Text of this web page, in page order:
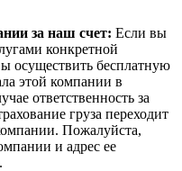
за наш счет: Если вы
конкретной
осуществить бесплатную
этой компании в
ответственность за
груза переходит
Пожалуйста,
и адрес ее